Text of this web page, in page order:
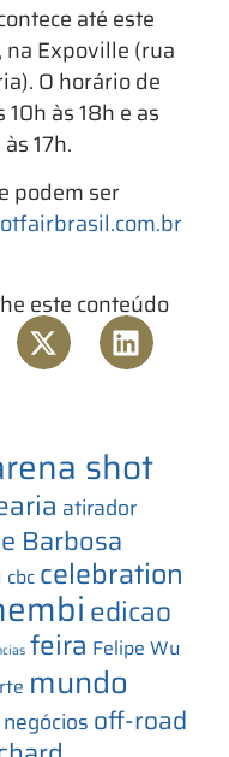
até este
na Expoville (rua
O horário de
às 18h e as
17h.
podem ser
este conteúdo
shot
atirador
Barbosa
cbc celebration
edicao
feira Felipe Wu
mundo
negócios off-road